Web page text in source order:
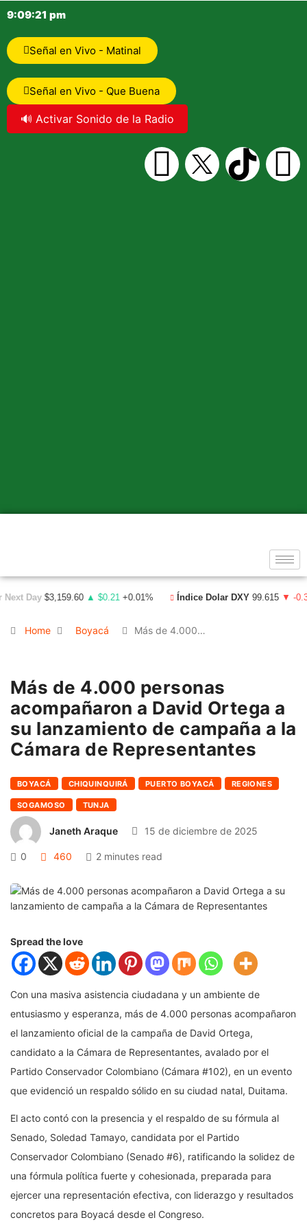
9:09:21 pm
Señal en Vivo - Matinal
Señal en Vivo - Que Buena
🔊 Activar Sonido de la Radio
Day $3,159.60 ▲ $0.21+0.01% Índice Dolar DXY 99.615 ▼ -
Home Boyacá Más de 4.000…
Más de 4.000 personas
acompañaron a David Ortega a
su lanzamiento de campaña a la
Cámara de Representantes
BOYACÁ CHIQUINQUIRÁ PUERTO BOYACÁ REGIONES
SOGAMOSO TUNJA
Janeth Araque 15 de diciembre de 2025
0 460 2 minutes read
Spread the love
Con una masiva asistencia ciudadana y un ambiente de
entusiasmo y esperanza, más de 4.000 personas acompañaron
el lanzamiento oficial de la campaña de David Ortega,
candidato a la Cámara de Representantes, avalado por el
Partido Conservador Colombiano (Cámara #102), en un evento
que evidenció un respaldo sólido en su ciudad natal, Duitama.
El acto contó con la presencia y el respaldo de su fórmula al
Senado, Soledad Tamayo, candidata por el Partido
Conservador Colombiano (Senado #6), ratificando la solidez de
una fórmula política fuerte y cohesionada, preparada para
ejercer una representación efectiva, con liderazgo y resultados
concretos para Boyacá desde el Congreso.